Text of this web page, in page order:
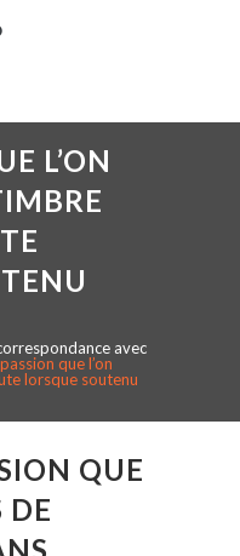
L’ON
avec
que l’on
lorsque soutenu
QUE
DE